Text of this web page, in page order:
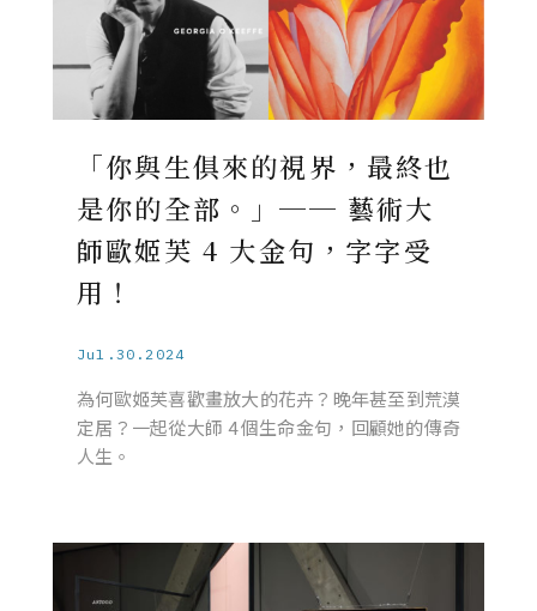
「你與生俱來的視界，最終也
是你的全部。」── 藝術大
師歐姬芙 4 大金句，字字受
用！
Jul.30.2024
為何歐姬芙喜歡畫放大的花卉？晚年甚至到荒漠
定居？一起從大師 4 個生命金句，回顧她的傳奇
人生。